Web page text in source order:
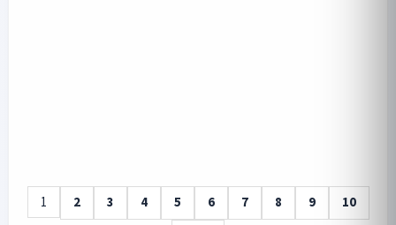
1 2 3 4 5 6 7 8 9
10